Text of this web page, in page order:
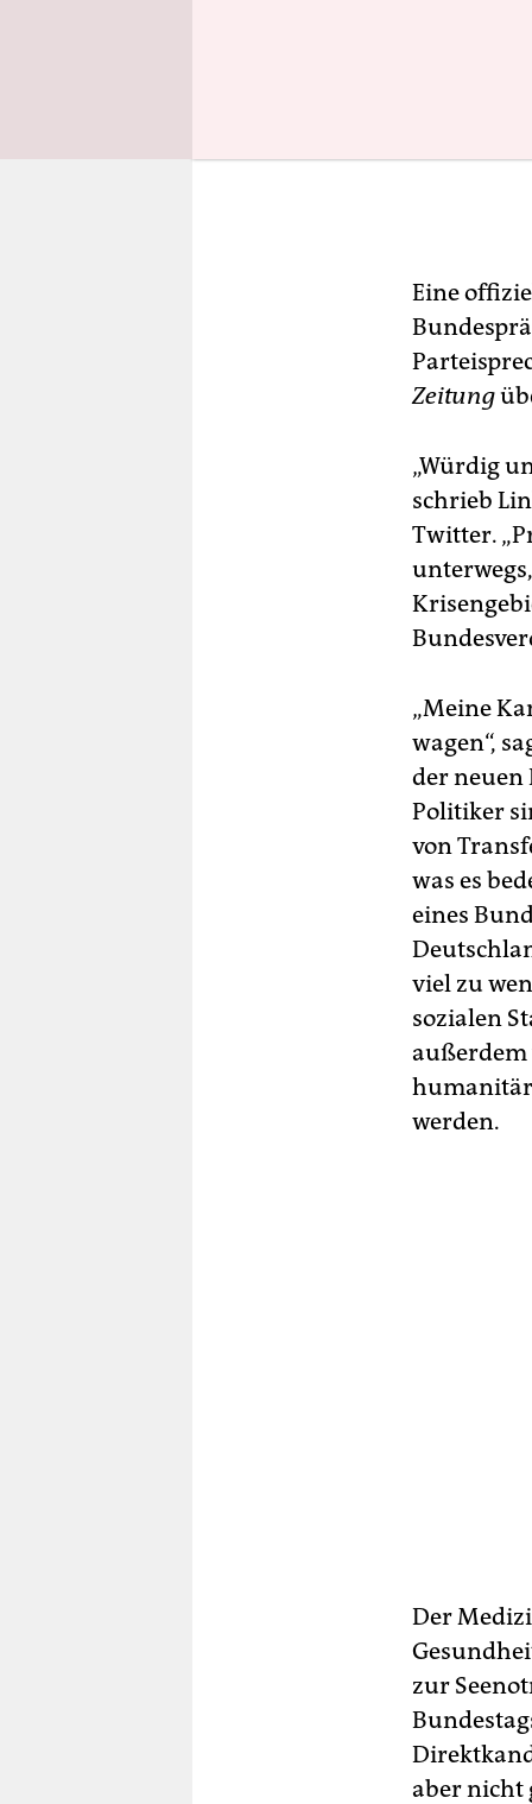
Eine
Zeitung
„Würdig
schrieb
Twitter.
„Meine
wagen“,
der neuen
Politiker
von
was es
eines
viel zu
sozialen
außerdem
werden.
Der
zur
aber nicht